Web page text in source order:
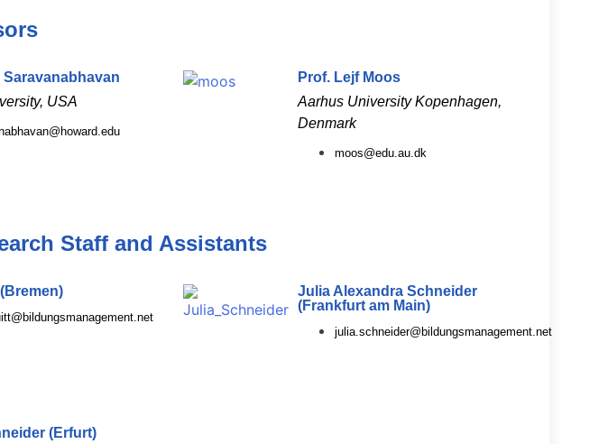
Saravanabhavan
USA
Prof. Lejf Moos
Aarhus University Kopenhagen,
Denmark
moos@edu.au.dk
Staff and Assistants
Julia Alexandra Schneider
(Frankfurt am Main)
julia.schneider@bildungsmanagement.net
(Erfurt)